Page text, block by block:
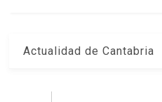
Actualidad de Cantabria